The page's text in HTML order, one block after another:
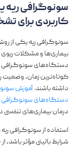
سونوگرافی ریه
کاربردی برای
سونوگرافی ریه یکی از
بیماری‌ها و مشکلات ریوی
دستگاه‌های سونوگرافی
کوتاه‌ترین زمان، وضعیت
داشته باشند.آموزش
دستگاه‌های سونوگرافی
درمان بیماری‌های تنفسی
استفاده از سونوگرافی
شرایط بالینی مؤثر باشد،